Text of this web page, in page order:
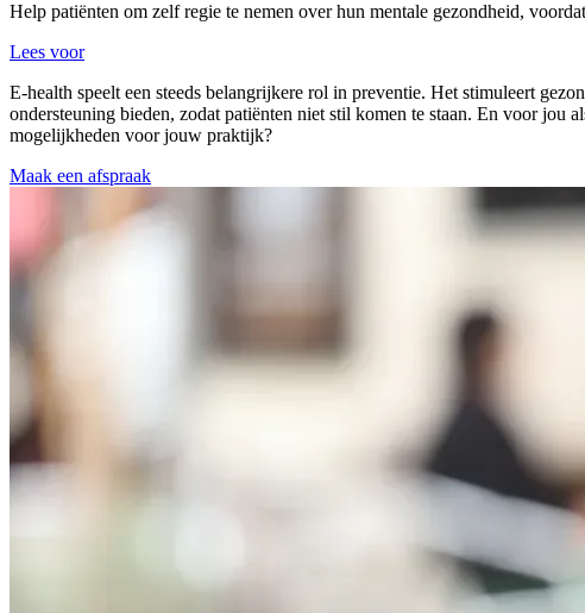
Help patiënten om zelf regie te nemen over hun mentale gezondheid,
Lees voor
E-health speelt een steeds belangrijkere rol in preventie. Het stimuleert
ondersteuning bieden, zodat patiënten niet stil komen te staan. En voor jou
mogelijkheden voor jouw praktijk?
Maak een afspraak